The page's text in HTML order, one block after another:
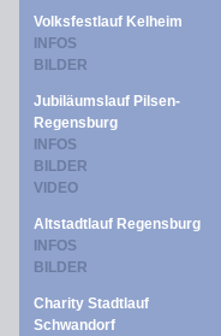
Volksfestlauf Kelheim
INFOS
BILDER
Jubiläumslauf Pilsen-
Regensburg
INFOS
BILDER
VIDEO
Altstadtlauf Regensburg
INFOS
BILDER
Charity Stadtlauf
Schwandorf